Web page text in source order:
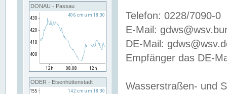
DONAU - Passau
ODER - Eisenhüttenstadt
Telefon: 0228/7090-0
E-Mail:
DE-Mail:
Empfänger das DE-
Wasserstraßen- und